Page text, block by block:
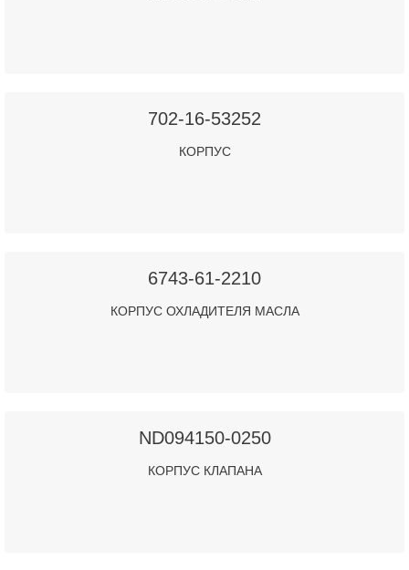
702-16-53252
КОРПУС
6743-61-2210
КОРПУС ОХЛАДИТЕЛЯ МАСЛА
ND094150-0250
КОРПУС КЛАПАНА